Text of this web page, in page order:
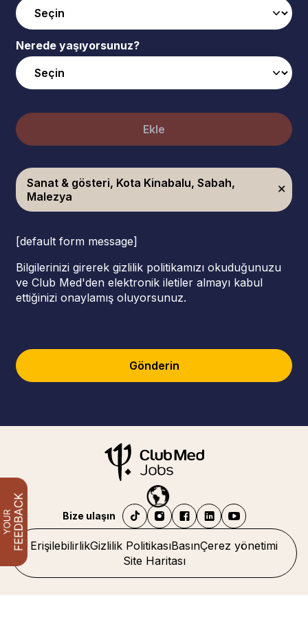
Nerede yaşıyorsunuz?
Ekle
Sanat & gösteri, Kota Kinabalu, Sabah,
Malezya
[default form message]
Bilgilerinizi girerek gizlilik politikamızı okuduğunuzu
ve Club Med'den elektronik iletiler almayı kabul
ettiğinizi onaylamış oluyorsunuz.
Gönderin
ErişilebilirlikGizlilik PolitikasıBasınÇerez yönetimi
Site Haritası
Bize ulaşın